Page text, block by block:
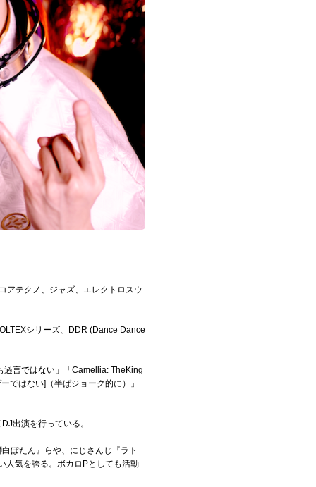
アテクノ、ジャズ、エレクトロスウ
シリーズ、DDR (Dance Dance
過言ではない」「Camellia: TheKing
ではない]（半ばジョーク的に）」
出演を行っている。
ぼたん』らや、にじさんじ『ラト
人気を誇る。ボカロPとしても活動